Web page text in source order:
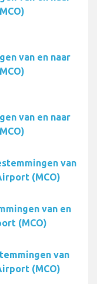
van en naar
van en naar
van
(MCO)
van en
(MCO)
van
(MCO)